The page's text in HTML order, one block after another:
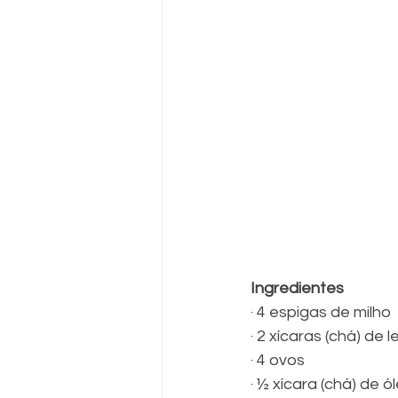
Ingredientes
· 4 espigas de milho
· 2 xícaras (chá) de
· 4 ovos
· ½ xícara (chá) de